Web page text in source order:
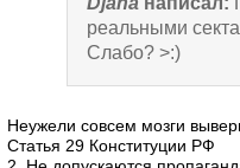
реальными
Слабо? >:)
Неужели совсем мозги
Статья 29 Конституции РФ